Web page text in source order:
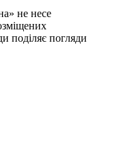
не несе
поділяє погляди